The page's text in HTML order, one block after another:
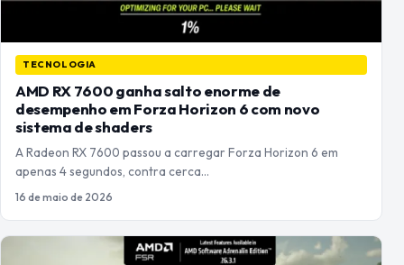
TECNOLOGIA
AMD RX 7600 ganha salto enorme de
desempenho em Forza Horizon 6 com novo
sistema de shaders
A Radeon RX 7600 passou a carregar Forza Horizon 6 em
apenas 4 segundos, contra cerca…
16 de maio de 2026